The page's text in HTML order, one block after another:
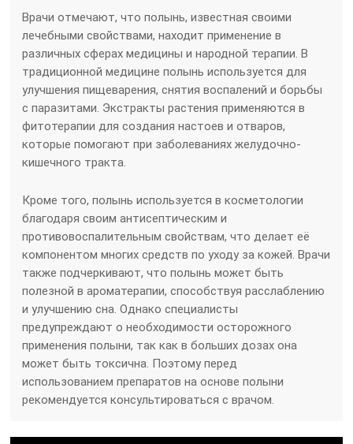
Врачи отмечают, что полынь, известная своими
лечебными свойствами, находит применение в
различных сферах медицины и народной терапии. В
традиционной медицине полынь используется для
улучшения пищеварения, снятия воспалений и борьбы
с паразитами. Экстракты растения применяются в
фитотерапии для создания настоев и отваров,
которые помогают при заболеваниях желудочно-
кишечного тракта.
Кроме того, полынь используется в косметологии
благодаря своим антисептическим и
противовоспалительным свойствам, что делает её
компонентом многих средств по уходу за кожей. Врачи
также подчеркивают, что полынь может быть
полезной в ароматерапии, способствуя расслаблению
и улучшению сна. Однако специалисты
предупреждают о необходимости осторожного
применения полыни, так как в больших дозах она
может быть токсична. Поэтому перед
использованием препаратов на основе полыни
рекомендуется консультироваться с врачом.